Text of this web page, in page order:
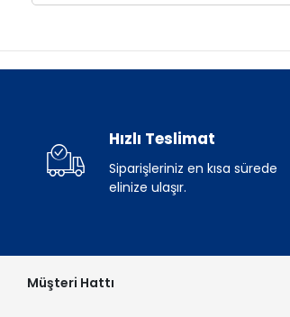
Hızlı Teslimat
Siparişleriniz en kısa sürede
elinize ulaşır.
Müşteri Hattı